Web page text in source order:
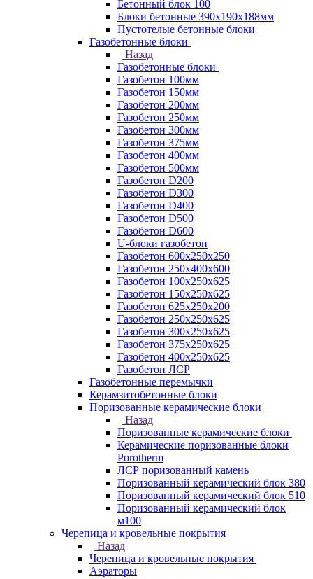
Бетонный блок 100
Блоки бетонные 390х190х188мм
Пустотелые бетонные блоки
Газобетонные блоки
Назад
Газобетонные блоки
Газобетон 100мм
Газобетон 150мм
Газобетон 200мм
Газобетон 250мм
Газобетон 300мм
Газобетон 375мм
Газобетон 400мм
Газобетон 500мм
Газобетон D200
Газобетон D300
Газобетон D400
Газобетон D500
Газобетон D600
U-блоки газобетон
Газобетон 600x250x250
Газобетон 250x400x600
Газобетон 100х250х625
Газобетон 150х250х625
Газобетон 625х250х200
Газобетон 250х250х625
Газобетон 300х250х625
Газобетон 375х250х625
Газобетон 400х250х625
Газобетон ЛСР
Газобетонные перемычки
Керамзитобетонные блоки
Поризованные керамические блоки
Назад
Поризованные керамические блоки
Керамические поризованные блоки
Porotherm
ЛСР поризованный камень
Поризованный керамический блок 380
Поризованный керамический блок 510
Поризованный керамический блок
м100
Черепица и кровельные покрытия
Назад
Черепица и кровельные покрытия
Аэраторы